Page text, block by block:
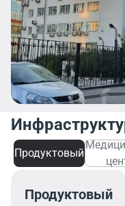
Продуктовый
Продуктовый